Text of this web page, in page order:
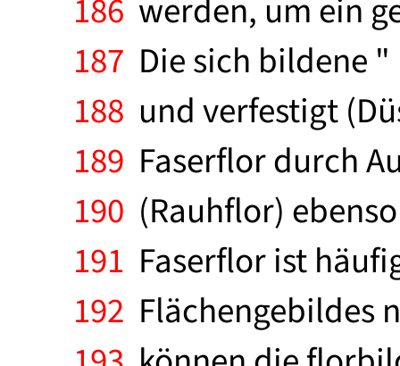
186 werden, um ein
187 Die sich bildene
188 und verfestigt
189 Faserflor durch
190 (Rauhflor)
191 Faserflor ist
192 Flächengebildes